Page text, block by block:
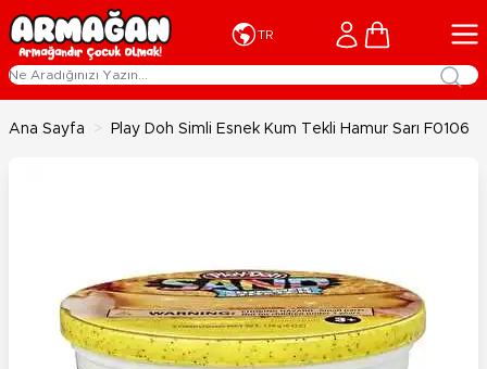
İçeriğe geç
TR Cart
Ana Sayfa > Play Doh Simli Esnek Kum Tekli Hamur Sarı F0106